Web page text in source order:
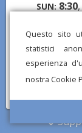
Questo sito
statistici
esperienza
nostra Cookie
SUN: 8:30,
OPENING